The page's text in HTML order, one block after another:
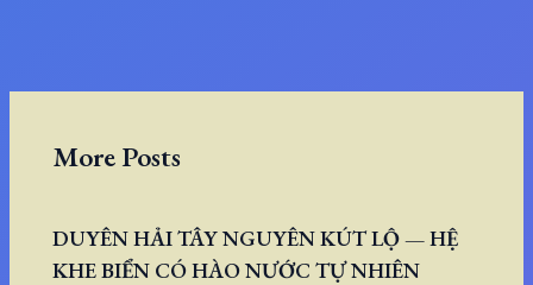
More Posts
DUYÊN HẢI TÂY NGUYÊN KÚT LỘ — HỆ
KHE BIỂN CÓ HÀO NƯỚC TỰ NHIÊN